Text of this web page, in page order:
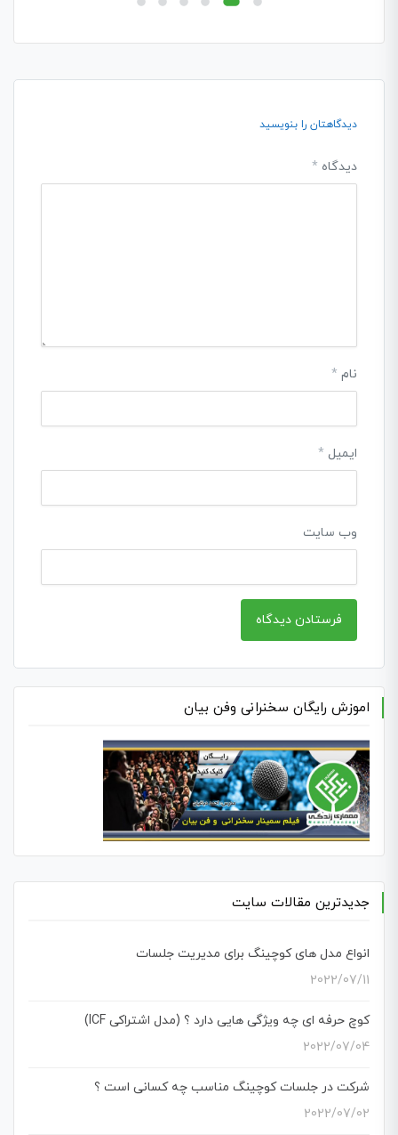
دیدگاهتان را بنویسید
دیدگاه *
نام *
ایمیل *
وب‌ سایت
اموزش رایگان سخنرانی وفن بیان
جدیدترین مقالات سایت
انواع مدل های کوچینگ برای مدیریت جلسات
2022/07/11
کوچ حرفه ای چه ویژگی هایی دارد ؟ (مدل اشتراکی ICF)
2022/07/04
شرکت در جلسات کوچینگ مناسب چه کسانی است ؟
2022/07/02